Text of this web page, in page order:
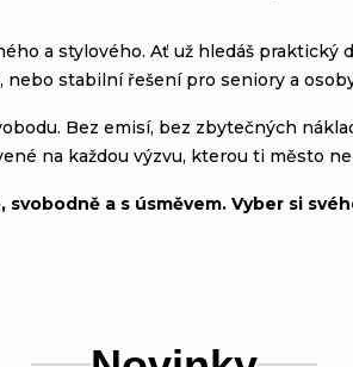
a stylového. Ať už hledáš praktický
stabilní řešení pro seniory a
Bez emisí, bez zbytečných
na každou výzvu, kterou ti město
a s úsměvem. Vyber si